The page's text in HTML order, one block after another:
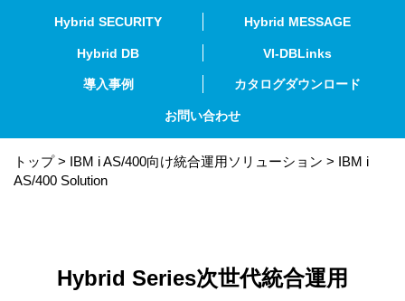
Hybrid SECURITY Hybrid MESSAGE
Hybrid DB VI-DBLinks
導入事例 カタログダウンロード
お問い合わせ
トップ> IBM i AS/400向け統合運用ソリューション > IBM i
AS/400 Solution
Hybrid Series次世代統合運用